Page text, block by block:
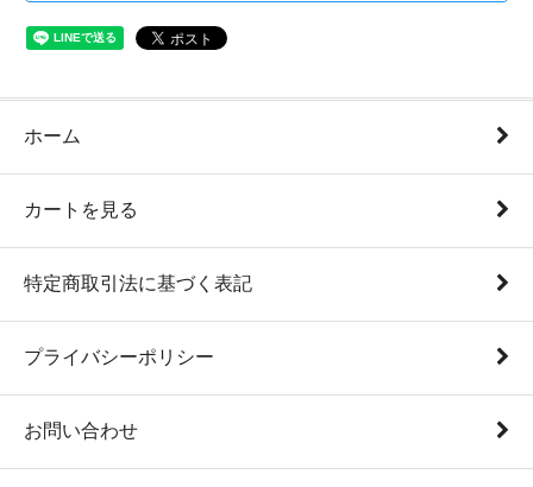
ホーム
カートを見る
特定商取引法に基づく表記
プライバシーポリシー
お問い合わせ